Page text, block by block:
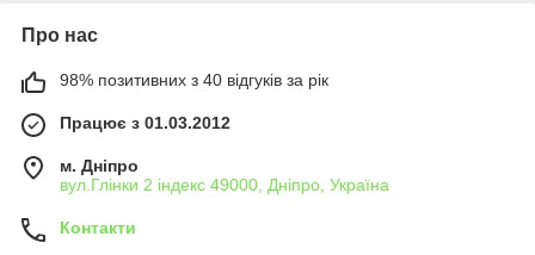
Про нас
98% позитивних з 40 відгуків за рік
Працює з 01.03.2012
м. Дніпро
вул.Глінки 2 індекс 49000, Дніпро, Україна
Контакти